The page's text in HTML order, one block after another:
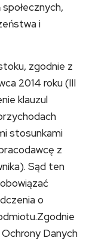
i
zgodnie z
2014 roku (III
klauzul
stosunkami
z
Sąd ten
o
Danych